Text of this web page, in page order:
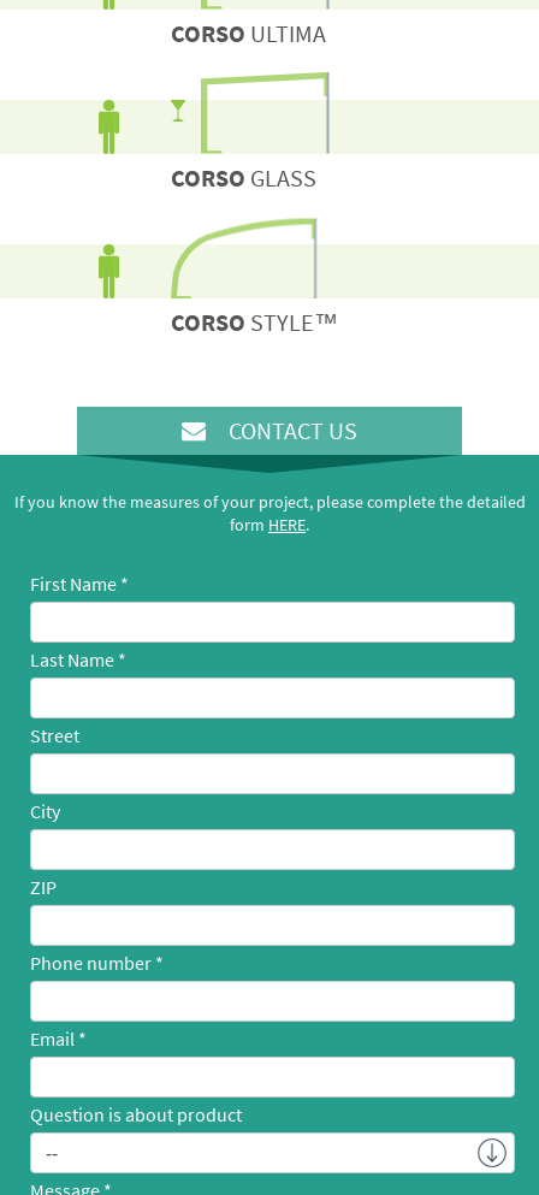
CORSO ULTIMA
CORSO GLASS
CORSO STYLE™
CONTACT US
If you know the measures of your project, please complete the detailed
form HERE.
First Name
Last Name
Street
City
ZIP
Phone number
Email
Question is about product
Message